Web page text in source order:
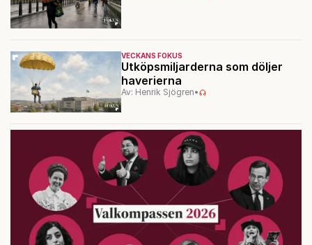
VECKANS FOKUS
Utköpsmiljarderna som döljer
haverierna
Av: Henrik Sjögren•